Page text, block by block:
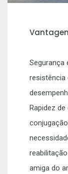
Segurança
resistência
Rapidez
amiga do